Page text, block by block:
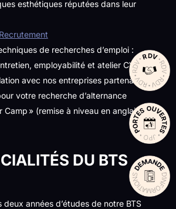
esthétiques réputées dans leur
de recherches d’emploi :
employabilité et atelier CV
avec nos entreprises partenaires
votre recherche d’alternance
Camp » (remise à niveau en anglais)
ÉS DU BTS
années d’études de notre BTS